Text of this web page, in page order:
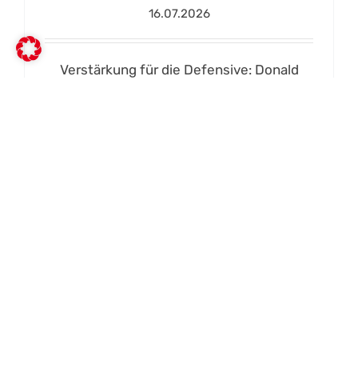
16.07.2026
Verstärkung für die Defensive: Donald